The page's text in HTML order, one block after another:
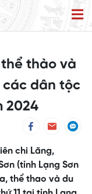
thào và
các dân tộc
2024
chi Lăng,
(tỉnh Lạng Sơn
thể thao và du